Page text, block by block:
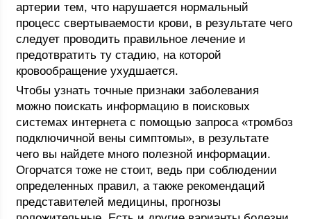
артерии тем, что нарушается нормальный
процесс свертываемости крови, в результате чего
следует проводить правильное лечение и
предотвратить ту стадию, на которой
кровообращение ухудшается.
Чтобы узнать точные признаки заболевания
можно поискать информацию в поисковых
системах интернета с помощью запроса «тромбоз
подключичной вены симптомы», в результате
чего вы найдете много полезной информации.
Огорчатся тоже не стоит, ведь при соблюдении
определенных правил, а также рекомендаций
представителей медицины, прогнозы